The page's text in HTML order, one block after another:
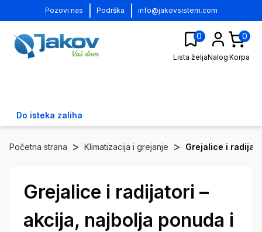
Pozovi nas Podrška info@jakovsistem.com
0
Lista željaNalog
0
Korpa
Do isteka zaliha
Početna strana > Klimatizacija i grejanje > Grejalice i
Grejalice i radijatori –
akcija, najbolja ponuda i